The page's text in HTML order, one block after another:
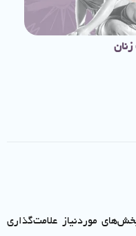
موردنیاز علامت‌گذاری